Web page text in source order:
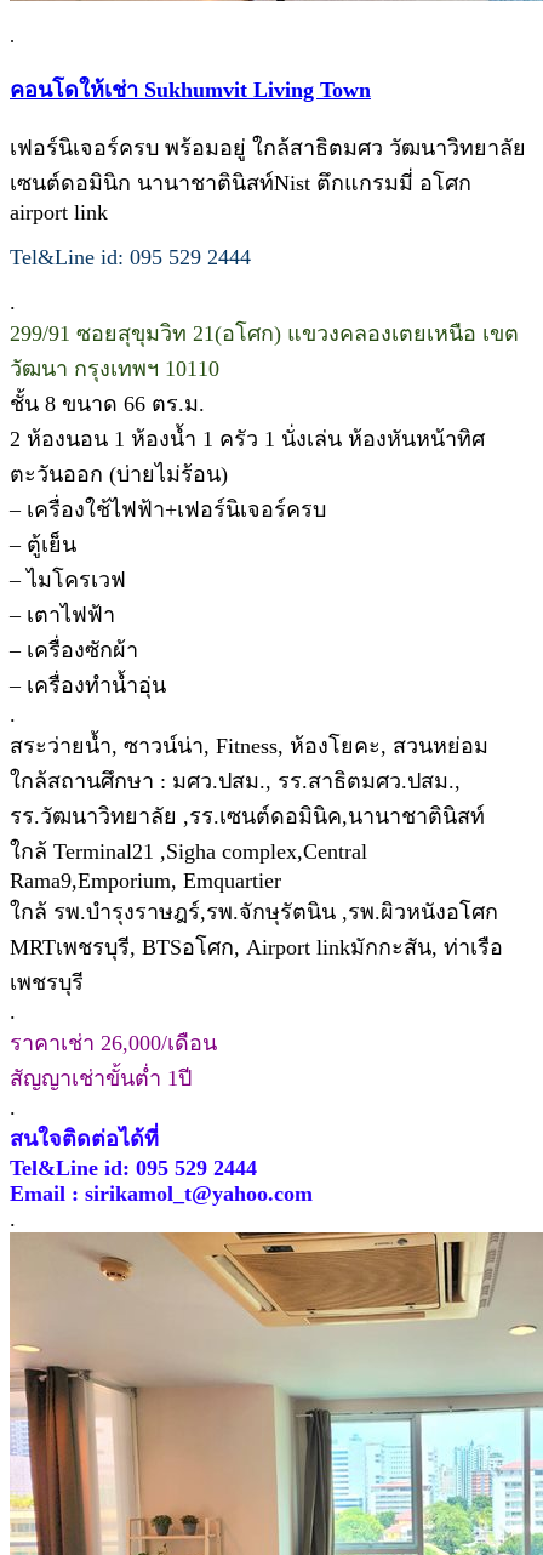
.
คอนโดให้เช่า Sukhumvit Living Town
เฟอร์นิเจอร์ครบ พร้อมอยู่ ใกล้สาธิตมศว วัฒนาวิทยาลัย
เซนต์ดอมินิก นานาชาตินิสท์Nist ตึกแกรมมี่ อโศก
airport link
Tel&Line id: 095 529 2444
.
299/91 ซอยสุขุมวิท 21(อโศก) แขวงคลองเตยเหนือ เขต
วัฒนา กรุงเทพฯ 10110
ชั้น 8 ขนาด 66 ตร.ม.
2 ห้องนอน 1 ห้องน้ำ 1 ครัว 1 นั่งเล่น ห้องหันหน้าทิศ
ตะวันออก (บ่ายไม่ร้อน)
– เครื่องใช้ไฟฟ้า+เฟอร์นิเจอร์ครบ
– ตู้เย็น
– ไมโครเวฟ
– เตาไฟฟ้า
– เครื่องซักผ้า
– เครื่องทำน้ำอุ่น
.
สระว่ายน้ำ, ซาวน์น่า, Fitness, ห้องโยคะ, สวนหย่อม
ใกล้สถานศึกษา : มศว.ปสม., รร.สาธิตมศว.ปสม.,
รร.วัฒนาวิทยาลัย ,รร.เซนต์ดอมินิค,นานาชาตินิสท์
ใกล้ Terminal21 ,Sigha complex,Central
Rama9,Emporium, Emquartier
ใกล้ รพ.บำรุงราษฎร์,รพ.จักษุรัตนิน ,รพ.ผิวหนังอโศก
MRTเพชรบุรี, BTSอโศก, Airport linkมักกะสัน, ท่าเรือ
เพชรบุรี
.
ราคาเช่า 26,000/เดือน
สัญญาเช่าขั้นต่ำ 1ปี
.
สนใจติดต่อได้ที่
Tel&Line id: 095 529 2444
Email : sirikamol_t@yahoo.com
.